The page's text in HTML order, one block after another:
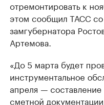
отремонтировать к
этом сообщил ТАСС
замгубернатора
Артемова.
«До 5 марта будет
инструментальное
апреля —
сметной